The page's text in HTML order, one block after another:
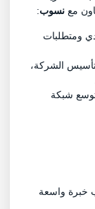
معنسوب:
ومتطلبات
الشركة،
شبكة
واسعة